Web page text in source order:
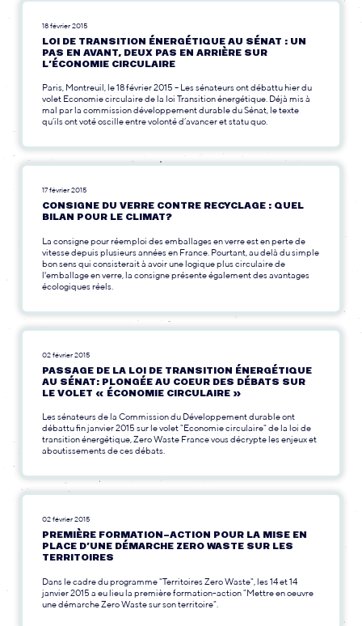
18 février 2015
LOI DE TRANSITION ÉNERGÉTIQUE AU SÉNAT : UN
PAS EN AVANT, DEUX PAS EN ARRIÈRE SUR
L’ÉCONOMIE CIRCULAIRE
Paris, Montreuil, le 18 février 2015 – Les sénateurs ont débattu hier du
volet Economie circulaire de la loi Transition énergétique. Déjà mis à
mal par la commission développement durable du Sénat, le texte
qu’ils ont voté oscille entre volonté d’avancer et statu quo.
17 février 2015
CONSIGNE DU VERRE CONTRE RECYCLAGE : QUEL
BILAN POUR LE CLIMAT?
La consigne pour réemploi des emballages en verre est en perte de
vitesse depuis plusieurs années en France. Pourtant, au delà du simple
bon sens qui consisterait à avoir une logique plus circulaire de
l'emballage en verre, la consigne présente également des avantages
écologiques réels.
02 février 2015
PASSAGE DE LA LOI DE TRANSITION ÉNERGÉTIQUE
AU SÉNAT: PLONGÉE AU COEUR DES DÉBATS SUR
LE VOLET « ÉCONOMIE CIRCULAIRE »
Les sénateurs de la Commission du Développement durable ont
débattu fin janvier 2015 sur le volet "Economie circulaire" de la loi de
transition énergétique, Zero Waste France vous décrypte les enjeux et
aboutissements de ces débats.
02 février 2015
PREMIÈRE FORMATION-ACTION POUR LA MISE EN
PLACE D’UNE DÉMARCHE ZERO WASTE SUR LES
TERRITOIRES
Dans le cadre du programme "Territoires Zero Waste", les 14 et 14
janvier 2015 a eu lieu la première formation-action "Mettre en oeuvre
une démarche Zero Waste sur son territoire".